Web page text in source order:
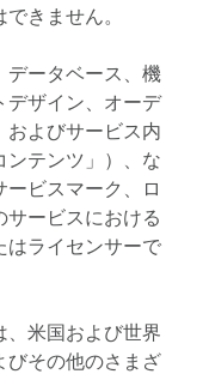
きません。
データベース、機
デザイン、オーデ
およびサービス内
ンテンツ」）、な
ビスマーク、ロ
サービスにおける
はライセンサーで
、米国および世界
びその他のさまざ